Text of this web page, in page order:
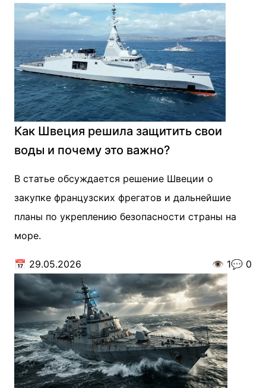
Как Швеция решила защитить свои
воды и почему это важно?
В статье обсуждается решение Швеции о
закупке французских фрегатов и дальнейшие
планы по укреплению безопасности страны на
море.
📅 29.05.2026 👁️ 1💬 0